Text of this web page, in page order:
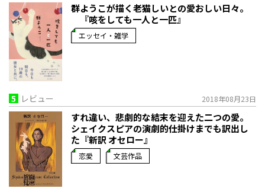
群ようこが描く老猫しいとの愛おしい日々。
『咳をしても一人と一匹』
エッセイ・雑学
5 レビュー 2018年08月23日
すれ違い、悲劇的な結末を迎えた二つの愛。
シェイクスピアの演劇的仕掛けまでも訳出し
た『新訳 オセロー』
恋愛 文芸作品